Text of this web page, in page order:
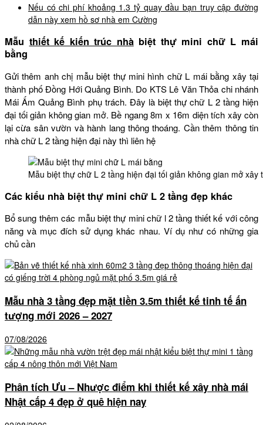
Nếu có chi phí khoảng 1.3 tỷ quay đầu bạn truy cập đường
dẫn này xem hồ sơ nhà em Cường
Mẫu thiết kế kiến trúc nhàbiệt thự mini chữ L mái
bằng
Gửi thêm anh chị mẫu biệt thự mini hình chữ L mái bằng xây tại
thành phố Đồng Hới Quảng Bình. Do KTS Lê Văn Thỏa chi nhánh
Mái Ấm Quảng Bình phụ trách. Đây là biệt thự chữ L 2 tầng hiện
đại tối giản không gian mở. Bề ngang 8m x 16m diện tích xây còn
lại cừa sân vườn và hành lang thông thoáng. Cần thêm thông tin
nhà chữ L 2 tầng hiện đại này thì liên hệ
Mẫu biệt thự chữ L 2 tầng hiện đại tối giản không gian mở xây
Các kiểu nhà biệt thự mini chữ L 2 tầng đẹp khác
Bổ sung thêm các mẫu biệt thự mini chữ l 2 tầng thiết kế với công
năng và mục đích sử dụng khác nhau. Ví dụ như có những gia
chủ cần
Mẫu nhà 3 tầng đẹp mặt tiền 3.5m thiết kế tinh tế ấn
tượng mới 2026 – 2027
07/08/2026
Phân tích Ưu – Nhược điểm khi thiết kế xây nhà mái
Nhật cấp 4 đẹp ở quê hiện nay